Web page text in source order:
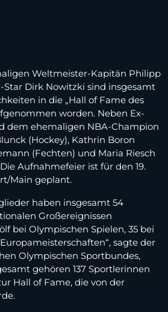
Weltmeister-Kapitän Philipp
Dirk Nowitzki sind insgesamt
in die „Hall of Fame des
worden. Neben Ex-
dem ehemaligen NBA-Champion
(Hockey), Kathrin Boron
(Fechten) und Maria Riesch
Aufnahmefeier ist für den 19.
Main geplant.
haben insgesamt 54
Großereignissen
bei Olympischen Spielen, 35 bei
sagte der
Olympischen Sportbundes,
gehören 137 Sportlerinnen
Hall of Fame, die von der